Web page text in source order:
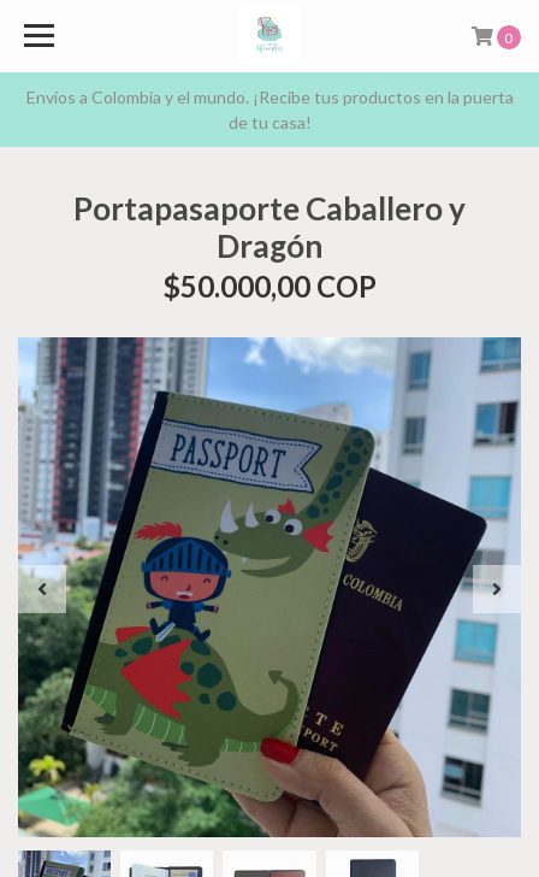
Envíos a Colombia y el mundo. ¡Recibe tus productos en la puerta
de tu casa!
0
Portapasaporte Caballero y
Dragón
$50.000,00 COP